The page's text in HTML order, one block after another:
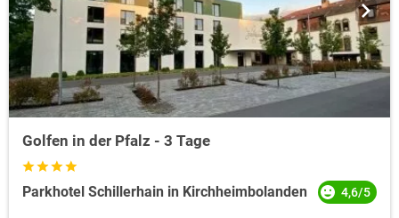
Golfen in der Pfalz - 3 Tage
Parkhotel Schillerhain in Kirchheimbolanden 4,6/5